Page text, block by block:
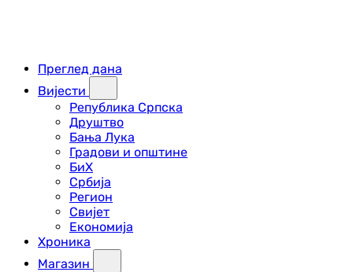
Преглед дана
Вијести
Република Српска
Друштво
Бања Лука
Градови и општине
БиХ
Србија
Регион
Свијет
Економија
Хроника
Магазин